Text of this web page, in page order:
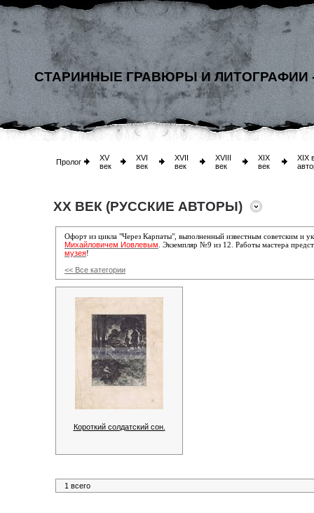
СТАРИННЫЕ ГРАВЮРЫ И ЛИТОГРАФИИ
Пролог
XV
век
XVI
век
XVII
век
XVIII
век
XIX
век
XIX
XX ВЕК (РУССКИЕ АВТОРЫ)
Офорт из цикла "Через Карпаты", выполненный известным советским и
Михайловичем Иовлевым . Экземпляр №9 из 12. Работы мастера
музея!
<< Все категории
Короткий солдатский сон.
1 всего